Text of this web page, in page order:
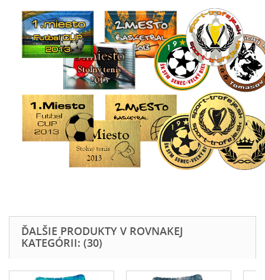
ĎALŠIE PRODUKTY V ROVNAKEJ
KATEGÓRII: (30)